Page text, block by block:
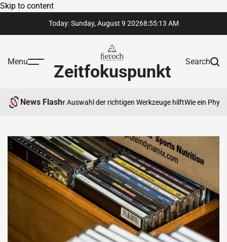
Skip to content
Today: Sunday, August 9 20268:55:14 AM
Menu Zeitfokuspunkt Search
News Flash
bei der Auswahl der richtigen Werkzeuge hilftWie ein